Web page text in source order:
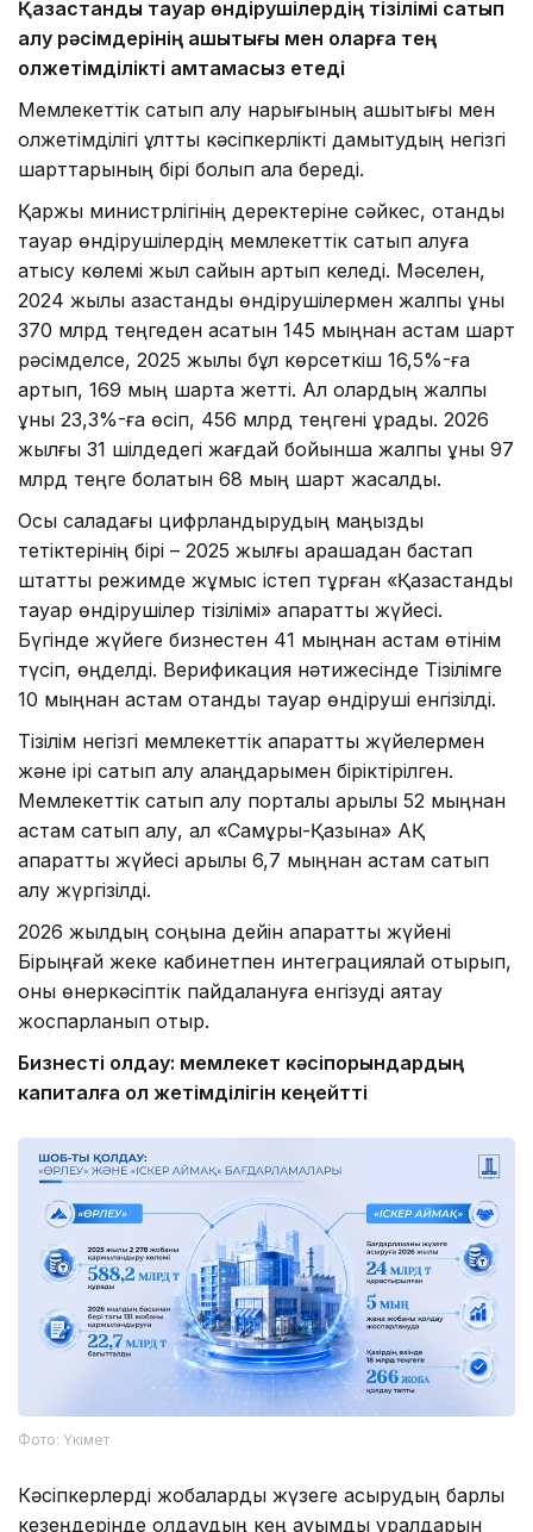
Қазақстандық тауар өндірушілердің тізілімі сатып
алу рәсімдерінің ашықтығы мен оларға тең
қолжетімділікті қамтамасыз етеді
Мемлекеттік сатып алу нарығының ашықтығы мен
қолжетімділігі ұлттық кәсіпкерлікті дамытудың негізгі
шарттарының бірі болып қала береді.
Қаржы министрлігінің деректеріне сәйкес, отандық
тауар өндірушілердің мемлекеттік сатып алуға
қатысу көлемі жыл сайын артып келеді. Мәселен,
2024 жылы қазақстандық өндірушілермен жалпы құны
370 млрд теңгеден асатын 145 мыңнан астам шарт
рәсімделсе, 2025 жылы бұл көрсеткіш 16,5%-ға
артып, 169 мың шартқа жетті. Ал олардың жалпы
құны 23,3%-ға өсіп, 456 млрд теңгені құрады. 2026
жылғы 31 шілдедегі жағдай бойынша жалпы құны 97
млрд теңге болатын 68 мың шарт жасалды.
Осы саладағы цифрландырудың маңызды
тетіктерінің бірі – 2025 жылғы қарашадан бастап
штаттық режимде жұмыс істеп тұрған «Қазақстандық
тауар өндірушілер тізілімі» ақпараттық жүйесі.
Бүгінде жүйеге бизнестен 41 мыңнан астам өтінім
түсіп, өңделді. Верификация нәтижесінде Тізілімге
10 мыңнан астам отандық тауар өндіруші енгізілді.
Тізілім негізгі мемлекеттік ақпараттық жүйелермен
және ірі сатып алу алаңдарымен біріктірілген.
Мемлекеттік сатып алу порталы арқылы 52 мыңнан
астам сатып алу, ал «Самұрық-Қазына» АҚ
ақпараттық жүйесі арқылы 6,7 мыңнан астам сатып
алу жүргізілді.
2026 жылдың соңына дейін ақпараттық жүйені
Бірыңғай жеке кабинетпен интеграциялай отырып,
оны өнеркәсіптік пайдалануға енгізуді аяқтау
жоспарланып отыр.
Бизнесті қолдау: мемлекет кәсіпорындардың
капиталға қол жетімділігін кеңейтті
Фото: Үкімет
Кәсіпкерлерді жобаларды жүзеге асырудың барлық
кезеңдерінде қолдаудың кең ауқымды құралдарын